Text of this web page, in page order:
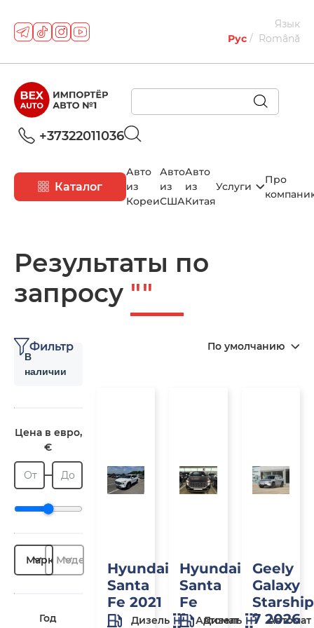
Язык
Рус
Română
+37322011036
Каталог
Авто
из
Кореи
Авто
из
США
Авто
из
Китая
Услуги
Про
Результаты по
запросу ""
Фильтр По умолчанию
В
наличии
Цена в евро,
€
От До
МаркаМодель
Год
Hyundai
Santa
Fe 2021
Дизель
Автомат
Hyundai
Santa
Fe
Дизель
Автомат
Geely
Galaxy
Starship
7 2026